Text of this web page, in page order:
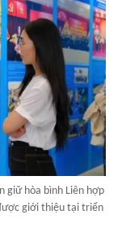
giữ hòa bình Liên hợp
giới thiệu tại triển